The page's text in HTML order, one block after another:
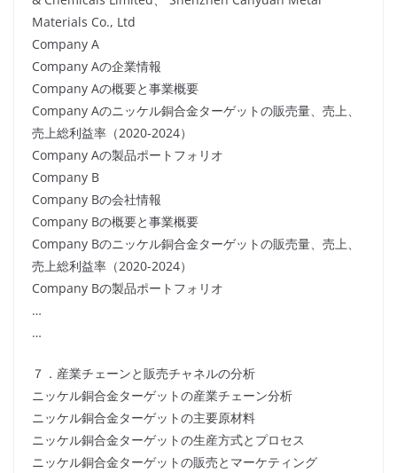
Materials Co., Ltd
Company A
Company Aの企業情報
Company Aの概要と事業概要
Company Aのニッケル銅合金ターゲットの販売量、売上、
売上総利益率（2020-2024）
Company Aの製品ポートフォリオ
Company B
Company Bの会社情報
Company Bの概要と事業概要
Company Bのニッケル銅合金ターゲットの販売量、売上、
売上総利益率（2020-2024）
Company Bの製品ポートフォリオ
…
…
７．産業チェーンと販売チャネルの分析
ニッケル銅合金ターゲットの産業チェーン分析
ニッケル銅合金ターゲットの主要原材料
ニッケル銅合金ターゲットの生産方式とプロセス
ニッケル銅合金ターゲットの販売とマーケティング